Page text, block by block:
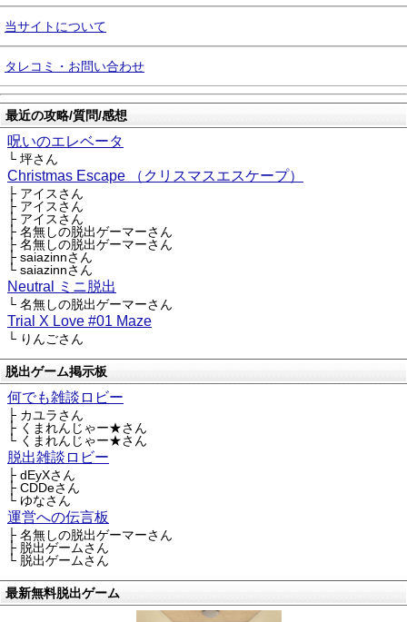
当サイトについて
タレコミ・お問い合わせ
最近の攻略/質問/感想
呪いのエレベータ
└ 坪さん
Christmas Escape （クリスマスエスケープ）
├ アイスさん
├ アイスさん
├ アイスさん
├ 名無しの脱出ゲーマーさん
├ 名無しの脱出ゲーマーさん
├ saiazinnさん
└ saiazinnさん
Neutral ミニ脱出
└ 名無しの脱出ゲーマーさん
Trial X Love #01 Maze
└ りんごさん
脱出ゲーム掲示板
何でも雑談ロビー
├ カユラさん
├ くまれんじゃー★さん
└ くまれんじゃー★さん
脱出雑談ロビー
├ dEyXさん
├ CDDeさん
└ ゆなさん
運営への伝言板
├ 名無しの脱出ゲーマーさん
├ 脱出ゲームさん
└ 脱出ゲームさん
最新無料脱出ゲーム